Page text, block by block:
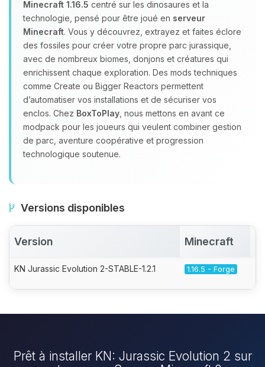
Minecraft 1.16.5 centré sur les dinosaures et la
technologie, pensé pour être joué en serveur
Minecraft. Vous y découvrez, extrayez et faites éclore
des fossiles pour créer votre propre parc jurassique,
avec de nombreux biomes, donjons et créatures qui
enrichissent chaque exploration. Des mods techniques
comme Create ou Bigger Reactors permettent
d’automatiser vos installations et de sécuriser vos
enclos. Chez BoxToPlay , nous mettons en avant ce
modpack pour les joueurs qui veulent combiner gestion
de parc, aventure coopérative et progression
technologique soutenue.
Versions disponibles
Version Minecraft
KN Jurassic Evolution 2-STABLE-1.2.1 1.16.5 - Forge
Prêt à installer KN: Jurassic Evolution 2 sur